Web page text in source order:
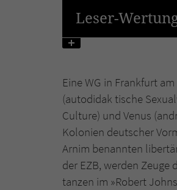
Leser-
Eine WG in Frankfurt
(autodidak tische
Culture) und Venus
Kolonien deutscher
Arnim benannten
der EZB, werden
tanzen im »Robert